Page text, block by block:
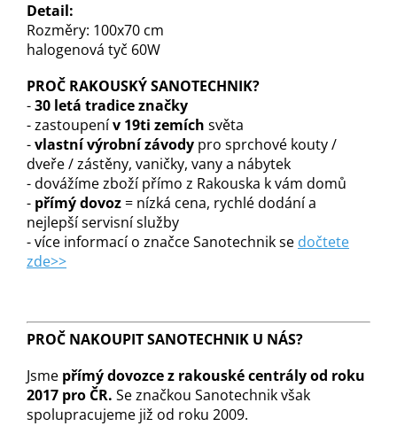
Detail:
Rozměry: 100x70 cm
halogenová tyč 60W
PROČ RAKOUSKÝ SANOTECHNIK?
-30 letá tradice značky
- zastoupenív 19ti zemích světa
-vlastní výrobní závody pro sprchové kouty /
dveře / zástěny, vaničky, vany a nábytek
- dovážíme zboží přímo z Rakouska k vám domů
- přímý dovoz= nízká cena, rychlé dodání a
nejlepší servisní služby
- více informací o značce Sanotechnik se dočtete
zde>>
PROČ NAKOUPIT SANOTECHNIK U NÁS?
Jsme přímý dovozce z rakouské centrály od roku
2017 pro ČR. Se značkou Sanotechnik však
spolupracujeme již od roku 2009.